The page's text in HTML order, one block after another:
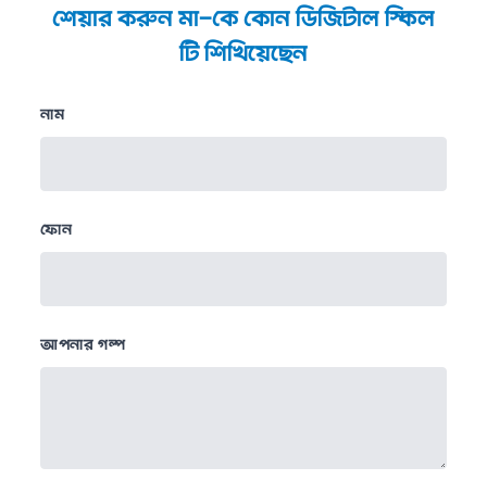
শেয়ার করুন মা-কে কোন ডিজিটাল স্কিল
টি শিখিয়েছেন
নাম
ফোন
আপনার গল্প